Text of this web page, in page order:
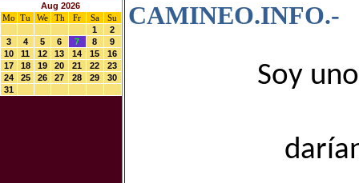
Aug 2026
Mo
Tu We Th Fr Sa
Su
1
2
3
4 5 6 7 8
9
10
11 12 13 14 15
16
17
18 19 20 21 22
23
24
25 26 27 28 29
30
31
CAMINEO.INFO.-
Soy